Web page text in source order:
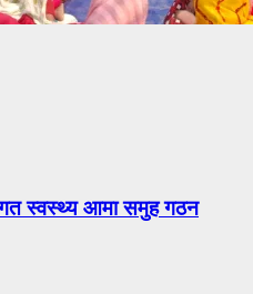
स्वस्थ्य आमा समुह गठन